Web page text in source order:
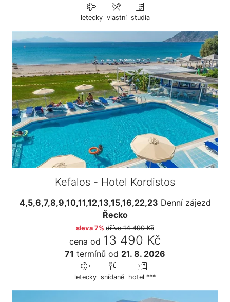
letecky vlastní studia
Kefalos - Hotel Kordistos
4,5,6,7,8,9,10,11,12,13,15,16,22,23 Denní zájezd
Řecko
sleva 7% dříve14 490 Kč
cena od 13 490 Kč
71 termínů od 21. 8. 2026
letecky snídaně hotel ***